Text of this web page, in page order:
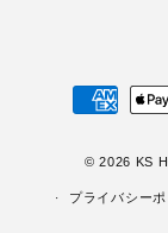
決
済
© 2026 KS
プライバシー